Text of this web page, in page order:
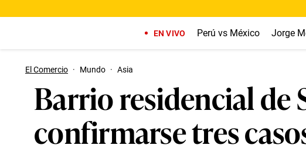
EN VIVO Perú vs México Jorge
El Comercio · Mundo · Asia
Barrio residencial de
confirmarse tres